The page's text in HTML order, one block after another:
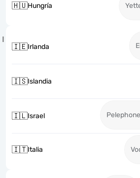
🇭🇺Hungría
I
🇮🇪Irlanda
🇮🇸Islandia
🇮🇱Israel Pelephone
🇮🇹Italia